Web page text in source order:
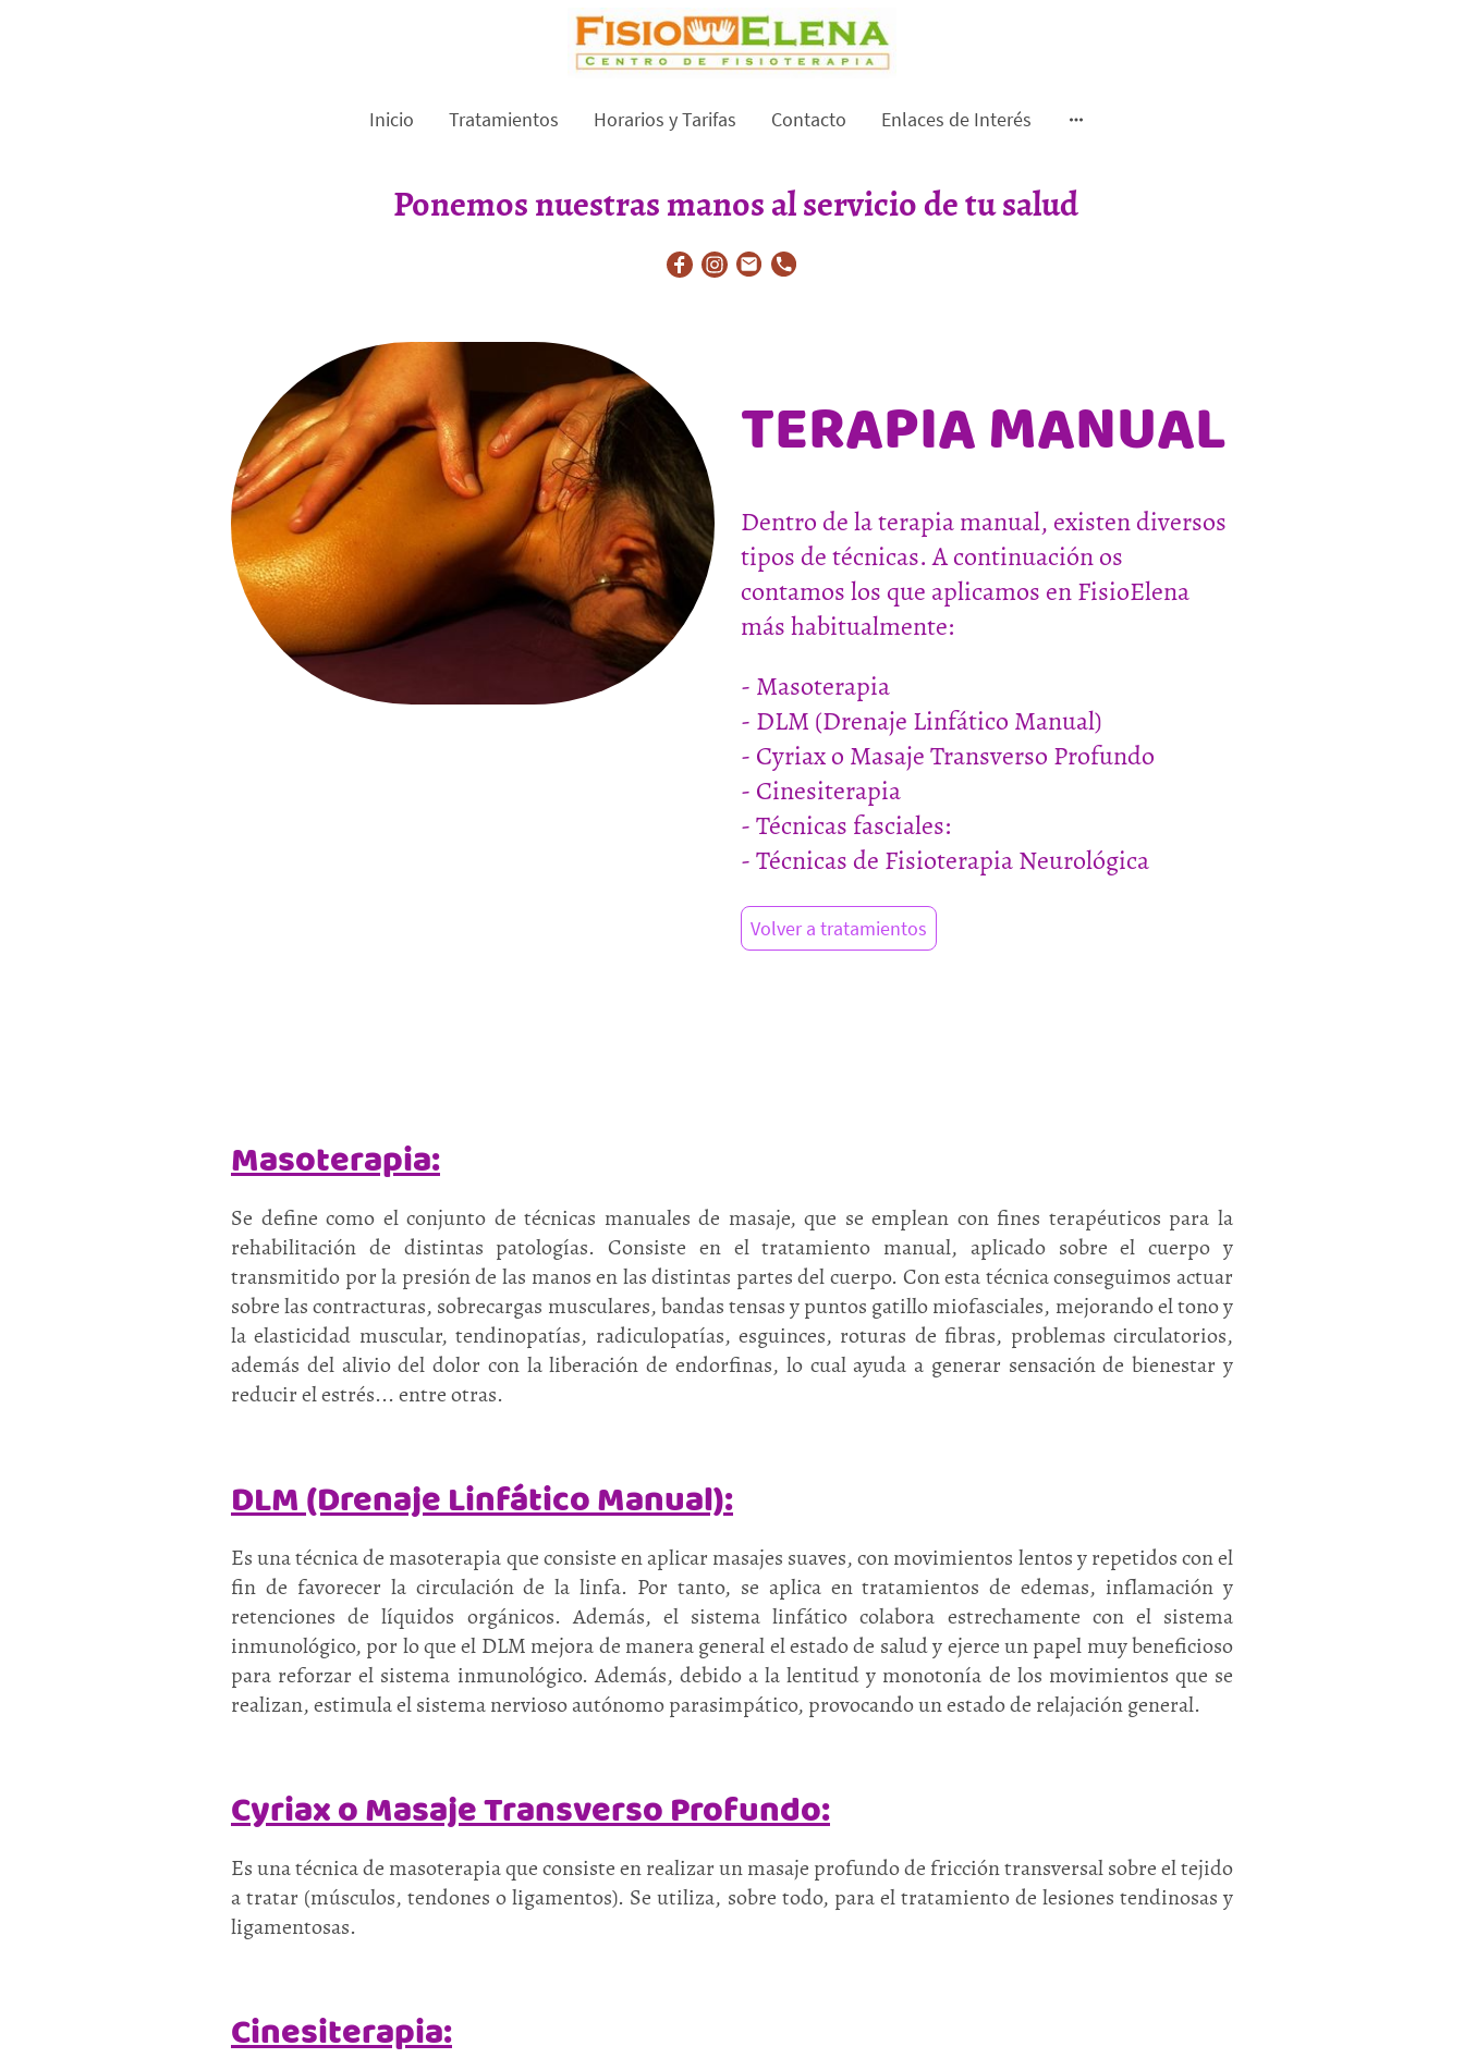
Inicio Tratamientos Horarios y Tarifas Contacto Enlaces de Interés
Ponemos nuestras manos al servicio de tu salud
TERAPIA MANUAL
Dentro de la terapia manual, existen diversos
tipos de técnicas. A continuación os
contamos los que aplicamos en FisioElena
más habitualmente:
- Masoterapia
- DLM (Drenaje Linfático Manual)
- Cyriax o Masaje Transverso Profundo
- Cinesiterapia
- Técnicas fasciales:
- Técnicas de Fisioterapia Neurológica
Volver a tratamientos
Masoterapia:
Se define como el conjunto de técnicas manuales de masaje, que se emplean con fines terapéuticos para la
rehabilitación de distintas patologías. Consiste en el tratamiento manual, aplicado sobre el cuerpo y
transmitido por la presión de las manos en las distintas partes del cuerpo. Con esta técnica conseguimos actuar
sobre las contracturas, sobrecargas musculares, bandas tensas y puntos gatillo miofasciales, mejorando el tono y
la elasticidad muscular, tendinopatías, radiculopatías, esguinces, roturas de fibras, problemas circulatorios,
además del alivio del dolor con la liberación de endorfinas, lo cual ayuda a generar sensación de bienestar y
reducir el estrés... entre otras.
DLM (Drenaje Linfático Manual):
Es una técnica de masoterapia que consiste en aplicar masajes suaves, con movimientos lentos y repetidos con el
fin de favorecer la circulación de la linfa. Por tanto, se aplica en tratamientos de edemas, inflamación y
retenciones de líquidos orgánicos. Además, el sistema linfático colabora estrechamente con el sistema
inmunológico, por lo que el DLM mejora de manera general el estado de salud y ejerce un papel muy beneficioso
para reforzar el sistema inmunológico. Además, debido a la lentitud y monotonía de los movimientos que se
realizan, estimula el sistema nervioso autónomo parasimpático, provocando un estado de relajación general.
Cyriax o Masaje Transverso Profundo:
Es una técnica de masoterapia que consiste en realizar un masaje profundo de fricción transversal sobre el tejido
a tratar (músculos, tendones o ligamentos). Se utiliza, sobre todo, para el tratamiento de lesiones tendinosas y
ligamentosas.
Cinesiterapia: